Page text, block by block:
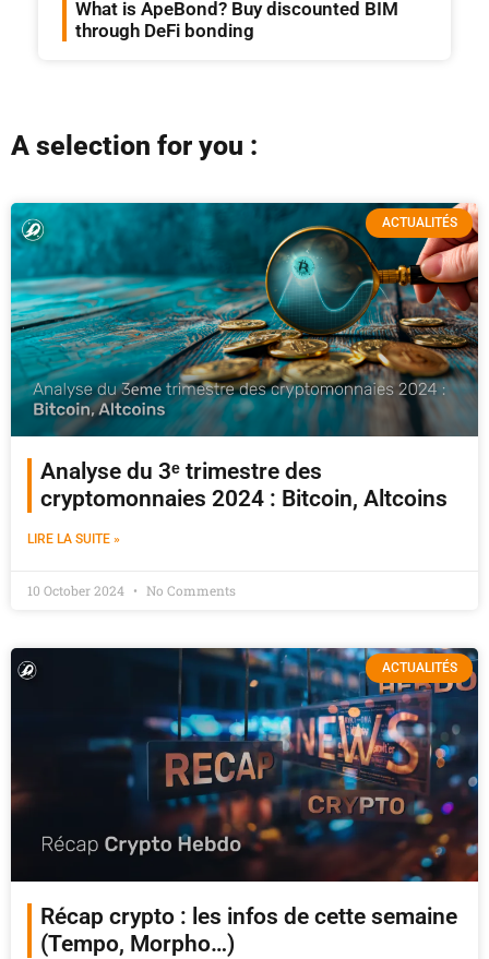
What is ApeBond? Buy discounted BIM
through DeFi bonding
A selection for you :
ACTUALITÉS
Analyse du 3ᵉ trimestre des
cryptomonnaies 2024 : Bitcoin, Altcoins
LIRE LA SUITE »
10 October 2024 No Comments
ACTUALITÉS
Récap crypto : les infos de cette semaine
(Tempo, Morpho…)